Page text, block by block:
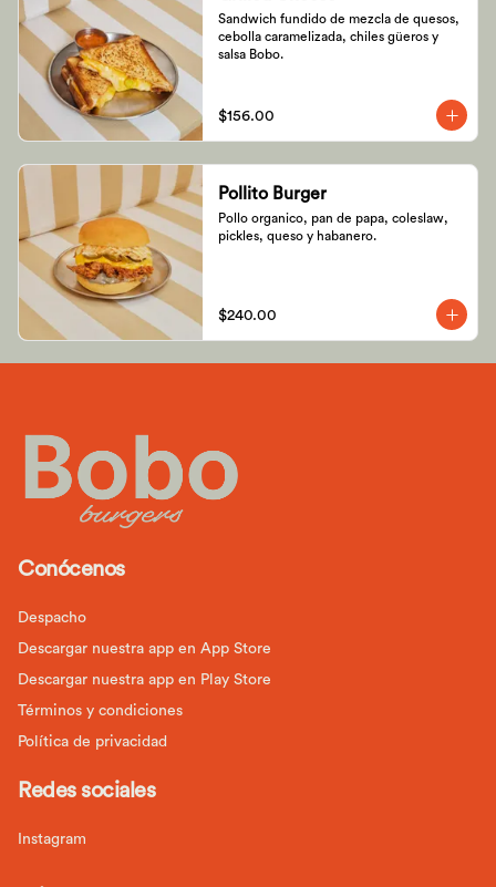
Sandwich fundido de mezcla de quesos,
cebolla caramelizada, chiles güeros y
salsa Bobo.
$156.00
Pollito Burger
Pollo organico, pan de papa, coleslaw,
pickles, queso y habanero.
$240.00
Conócenos
Despacho
Descargar nuestra app en App Store
Descargar nuestra app en Play Store
Términos y condiciones
Política de privacidad
Redes sociales
Instagram